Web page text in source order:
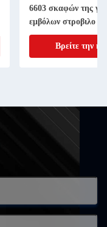
6603 σκαφών της
εμβόλων στροβιλο
4045T 6068T
Βρείτε την